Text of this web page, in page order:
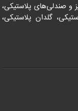
صندلی‌های پلاستیکی،
گلدان پلاستیکی،